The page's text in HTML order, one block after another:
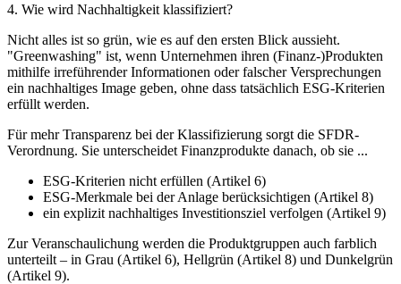
4. Wie wird Nachhaltigkeit klassifiziert?
Nicht alles ist so grün, wie es auf den ersten Blick aussieht.
"Greenwashing" ist, wenn Unternehmen ihren (Finanz-)Produkten
mithilfe irreführender Informationen oder falscher Versprechungen
ein nachhaltiges Image geben, ohne dass tatsächlich ESG-Kriterien
erfüllt werden.
Für mehr Transparenz bei der Klassifizierung sorgt die SFDR-
Verordnung. Sie unterscheidet Finanzprodukte danach, ob sie ...
ESG-Kriterien nicht erfüllen (Artikel 6)
ESG-Merkmale bei der Anlage berücksichtigen (Artikel 8)
ein explizit nachhaltiges Investitionsziel verfolgen (Artikel 9)
Zur Veranschaulichung werden die Produktgruppen auch farblich
unterteilt – in Grau (Artikel 6), Hellgrün (Artikel 8) und Dunkelgrün
(Artikel 9).